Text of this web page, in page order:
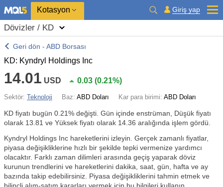
Kotasyon Giriş yap
Dövizler / KD
Geri dön - ABD Borsası
KD: Kyndryl Holdings Inc
14.01 USD 0.03 (0.21%)
Sektör: Teknoloji Baz: ABD Doları Kar para birimi: ABD Doları
KD fiyatı bugün 0.21% değişti. Gün içinde enstrüman, Düşük fiyatı
olarak 13.81 ve Yüksek fiyatı olarak 14.36 aralığında işlem gördü.
Kyndryl Holdings Inc hareketlerini izleyin. Gerçek zamanlı fiyatlar,
piyasa değişikliklerine hızlı bir şekilde tepki vermenize yardımcı
olacaktır. Farklı zaman dilimleri arasında geçiş yaparak döviz
kurunun trendlerini ve hareketlerini dakika, saat, gün, hafta ve ay
bazında takip edebilirsiniz. Piyasa değişikliklerini tahmin etmek ve